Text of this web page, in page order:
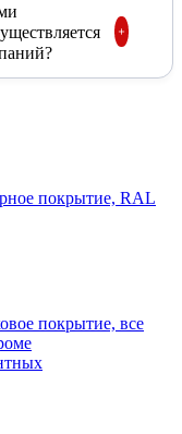
покрытие, RAL
покрытие, все